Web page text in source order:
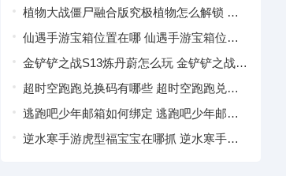
植物大战僵尸融合版究极植物怎么解锁 植
物大战僵尸融合版究极植物合成配方汇总
仙遇手游宝箱位置在哪 仙遇手游宝箱位置
分享
金铲铲之战S13炼丹蔚怎么玩 金铲铲之战
S13炼丹蔚阵容推荐
超时空跑跑兑换码有哪些 超时空跑跑兑换
码大全最新汇总
逃跑吧少年邮箱如何绑定 逃跑吧少年邮箱
绑定教程
逆水寒手游虎型福宝宝在哪抓 逆水寒手游